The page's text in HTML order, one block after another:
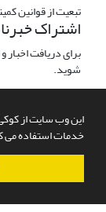
این وب سایت از کوکی
خدمات استفاده می
تبعیت از قوانین
اشتراک
برای دریافت
شوید.
سامانه مدیریت